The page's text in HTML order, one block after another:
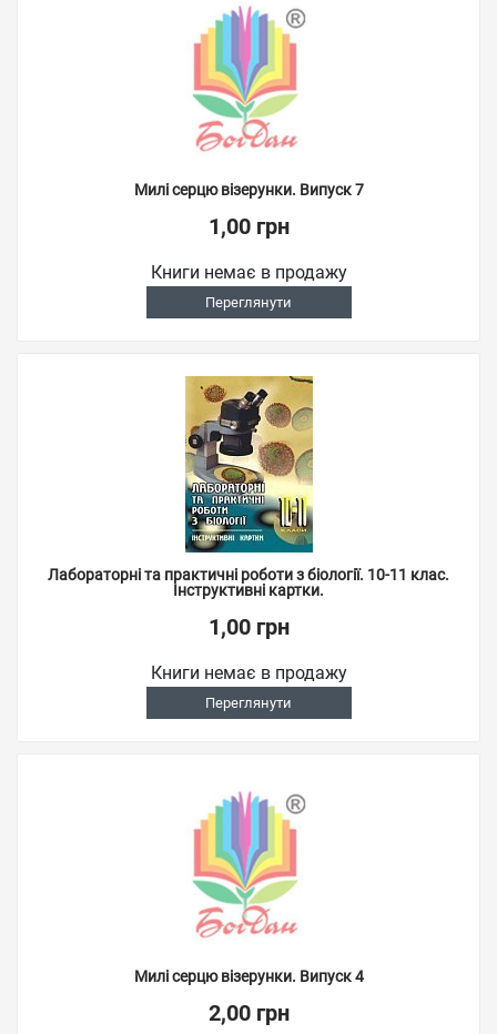
Милі серцю візерунки. Випуск 7
1,00 грн
Книги немає в продажу
Переглянути
Лабораторні та практичні роботи з біології. 10-11 клас.
Інструктивні картки.
1,00 грн
Книги немає в продажу
Переглянути
Милі серцю візерунки. Випуск 4
2,00 грн